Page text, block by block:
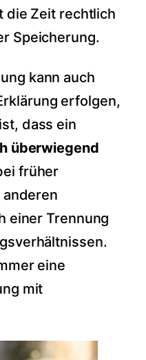
die Zeit rechtlich
Speicherung.
kann auch
erfolgen,
dass ein
überwiegend
früher
einer Trennung
eine
mit